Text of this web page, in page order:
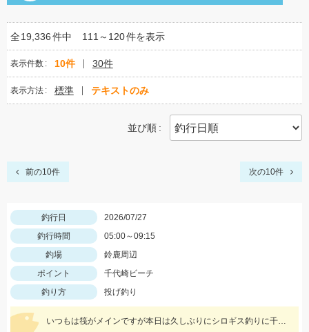
全19,336件中 111～120件を表示
表示件数 10件 30件
表示方法 標準 テキストのみ
並び順
前の10件 次の10件
釣行日
2026/07/27
釣行時間
05:00～09:15
釣場
鈴鹿周辺
ポイント
千代崎ビーチ
釣り方
投げ釣り
いつもは筏がメインですが本日は久しぶりにシロギス釣りに千代崎ビーチへ 早朝にイシグロの自販機でゴールドイソメを購入しいざ千代崎ビーチへ、先客がたくさんいました。最初はセイゴの赤ちゃんが餌取りで苦労しましたが徐々にシロギスがヒットし帰る頃には他の魚の食い残しのエサでも食いついてきました。